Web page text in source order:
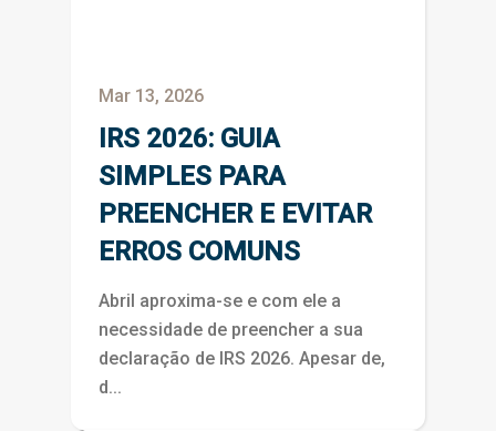
Mar 13, 2026
IRS 2026: GUIA
SIMPLES PARA
PREENCHER E EVITAR
ERROS COMUNS
Abril aproxima-se e com ele a
necessidade de preencher a sua
declaração de IRS 2026. Apesar de,
d...